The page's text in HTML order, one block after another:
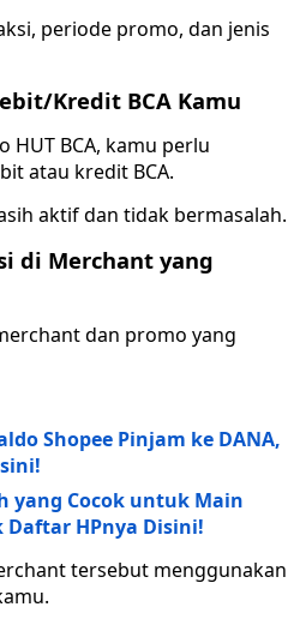
periode promo, dan jenis
Kredit BCA Kamu
BCA, kamu perlu
atau kredit BCA.
aktif dan tidak bermasalah.
di Merchant yang
dan promo yang
Shopee Pinjam ke DANA,
yang Cocok untuk Main
Daftar HPnya Disini!
tersebut menggunakan